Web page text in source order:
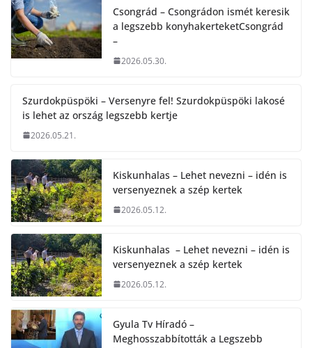
Csongrád – Csongrádon ismét keresik
a legszebb konyhakerteketCsongrád
–
2026.05.30.
Szurdokpüspöki – Versenyre fel! Szurdokpüspöki lakosé
is lehet az ország legszebb kertje
2026.05.21.
Kiskunhalas – Lehet nevezni – idén is
versenyeznek a szép kertek
2026.05.12.
Kiskunhalas – Lehet nevezni – idén is
versenyeznek a szép kertek
2026.05.12.
Gyula Tv Híradó –
Meghosszabbították a Legszebb